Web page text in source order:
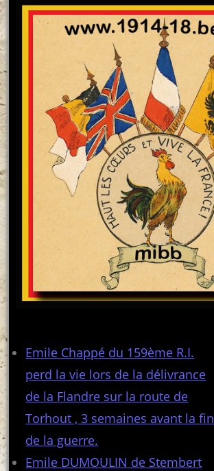
Emile Chappé du 159ème R.I.
perd la vie lors de la délivrance
de la Flandre sur la route de
Torhout , 3 semaines avant la fin
de la guerre.
Emile DUMOULIN de Stembert